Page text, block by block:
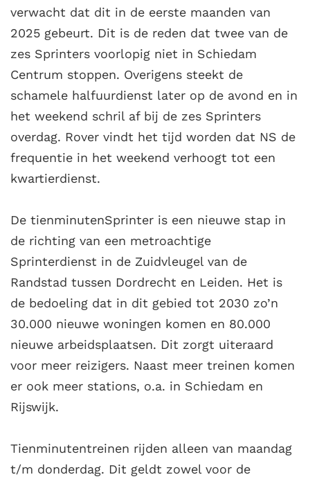
verwacht dat dit in de eerste maanden van
2025 gebeurt. Dit is de reden dat twee van de
zes Sprinters voorlopig niet in Schiedam
Centrum stoppen. Overigens steekt de
schamele halfuurdienst later op de avond en in
het weekend schril af bij de zes Sprinters
overdag. Rover vindt het tijd worden dat NS de
frequentie in het weekend verhoogt tot een
kwartierdienst.
De tienminutenSprinter is een nieuwe stap in
de richting van een metroachtige
Sprinterdienst in de Zuidvleugel van de
Randstad tussen Dordrecht en Leiden. Het is
de bedoeling dat in dit gebied tot 2030 zo’n
30.000 nieuwe woningen komen en 80.000
nieuwe arbeidsplaatsen. Dit zorgt uiteraard
voor meer reizigers. Naast meer treinen komen
er ook meer stations, o.a. in Schiedam en
Rijswijk.
Tienminutentreinen rijden alleen van maandag
t/m donderdag. Dit geldt zowel voor de